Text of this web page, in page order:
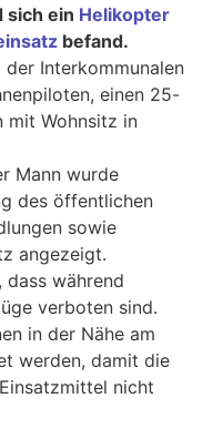
sich ein Helikopter
befand.
Interkommunalen
einen 25-
mit Wohnsitz in
Mann wurde
des öffentlichen
sowie
angezeigt.
dass während
verboten sind.
in der Nähe am
werden, damit die
nicht